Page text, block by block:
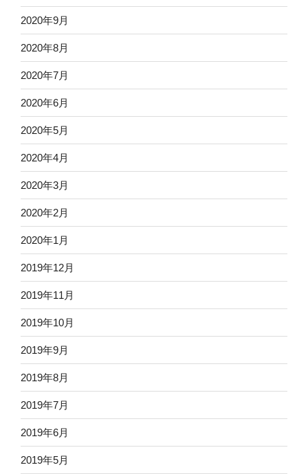
2020年9月
2020年8月
2020年7月
2020年6月
2020年5月
2020年4月
2020年3月
2020年2月
2020年1月
2019年12月
2019年11月
2019年10月
2019年9月
2019年8月
2019年7月
2019年6月
2019年5月